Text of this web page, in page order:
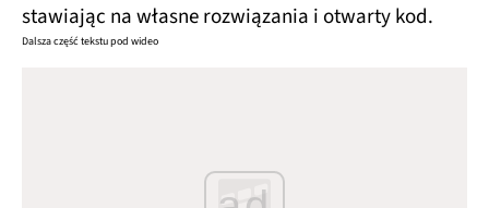
stawiając na własne rozwiązania i otwarty kod.
Dalsza część tekstu pod wideo